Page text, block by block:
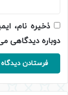
ذخیره نام،
دوباره دیدگاهی